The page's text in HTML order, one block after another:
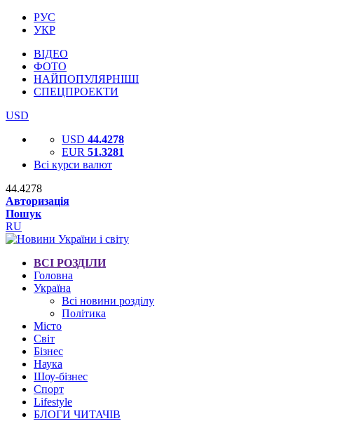
РУС
УКР
ВІДЕО
ФОТО
НАЙПОПУЛЯРНІШІ
СПЕЦПРОЕКТИ
USD
USD 44.4278
EUR 51.3281
Всі курси валют
44.4278
Авторизація
Пошук
RU
ВСІ РОЗДІЛИ
Головна
Україна
Всі новини розділу
Політика
Місто
Світ
Бізнес
Наука
Шоу-бізнес
Спорт
Lifestyle
БЛОГИ ЧИТАЧІВ